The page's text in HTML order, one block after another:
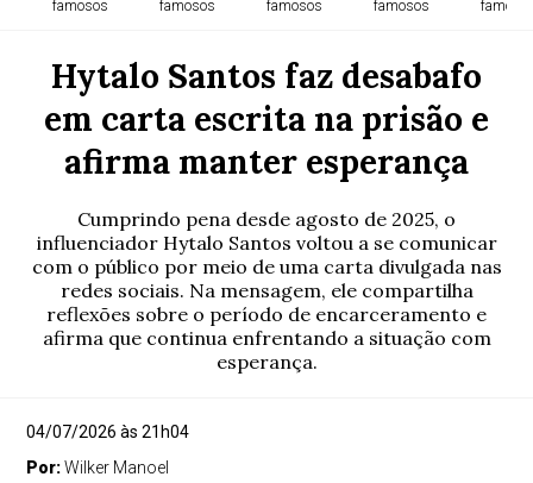
famosos famosos famosos famosos
Hytalo Santos faz desabafo
em carta escrita na prisão e
afirma manter esperança
Cumprindo pena desde agosto de 2025, o
influenciador Hytalo Santos voltou a se comunicar
com o público por meio de uma carta divulgada nas
redes sociais. Na mensagem, ele compartilha
reflexões sobre o período de encarceramento e
afirma que continua enfrentando a situação com
esperança.
04/07/2026 às 21h04
Por:Wilker Manoel